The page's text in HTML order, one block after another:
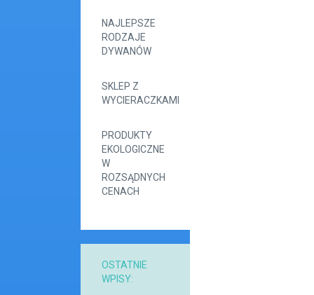
NAJLEPSZE
RODZAJE
DYWANÓW
SKLEP Z
WYCIERACZKAMI
PRODUKTY
EKOLOGICZNE
W
ROZSĄDNYCH
CENACH
OSTATNIE
WPISY: